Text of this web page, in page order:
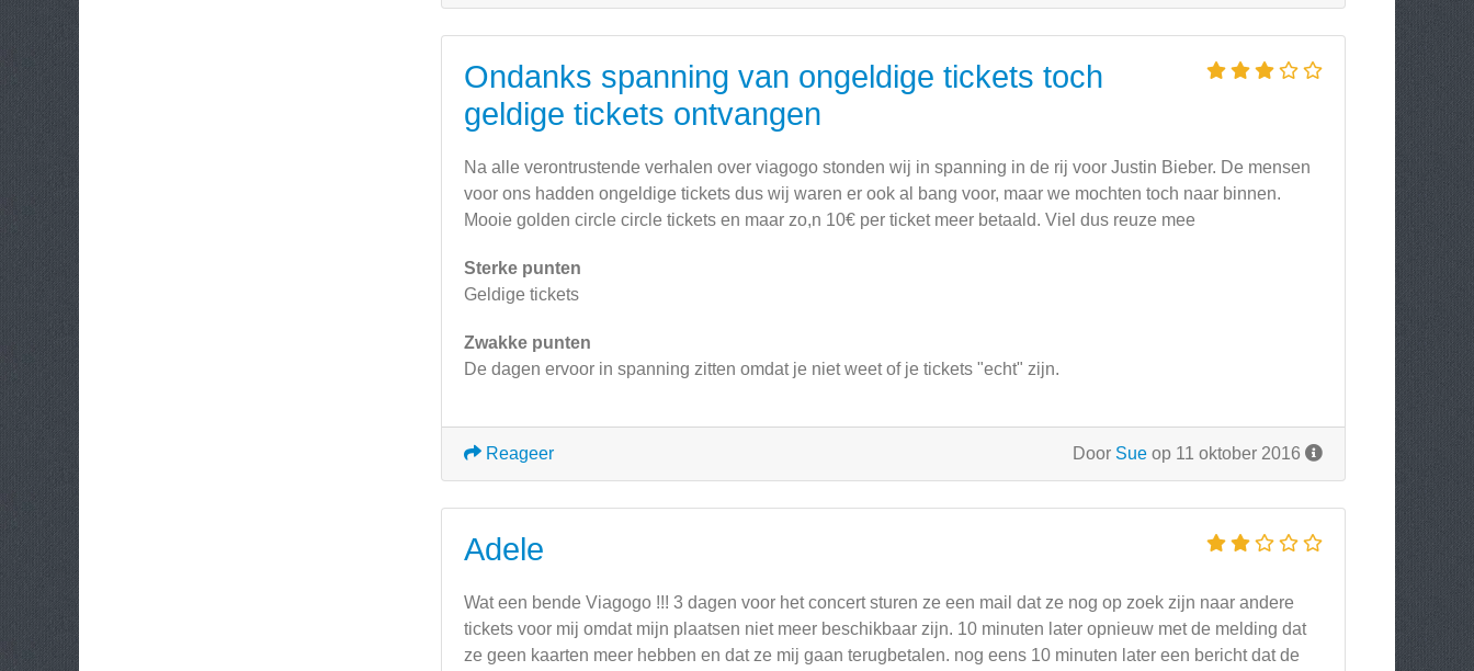
Ondanks spanning van ongeldige tickets toch
geldige tickets ontvangen
Na alle verontrustende verhalen over viagogo stonden wij in spanning in de rij voor Justin Bieber. De mensen
voor ons hadden ongeldige tickets dus wij waren er ook al bang voor, maar we mochten toch naar binnen.
Mooie golden circle circle tickets en maar zo,n 10€ per ticket meer betaald. Viel dus reuze mee
Sterke punten
Geldige tickets
Zwakke punten
De dagen ervoor in spanning zitten omdat je niet weet of je tickets "echt" zijn.
Door Sue op 11 oktober 2016
Reageer
Adele
Wat een bende Viagogo !!! 3 dagen voor het concert sturen ze een mail dat ze nog op zoek zijn naar andere
tickets voor mij omdat mijn plaatsen niet meer beschikbaar zijn. 10 minuten later opnieuw met de melding dat
ze geen kaarten meer hebben en dat ze mij gaan terugbetalen. nog eens 10 minuten later een bericht dat de